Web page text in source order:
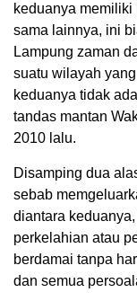
keduanya
sama lainnya, ini
Lampung zaman
suatu wilayah
keduanya tidak
tandas mantan
2010 lalu.
Disamping dua
sebab
diantara
perkelahian atau
berdamai tanpa
dan semua